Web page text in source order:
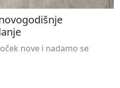
nove i nadamo se